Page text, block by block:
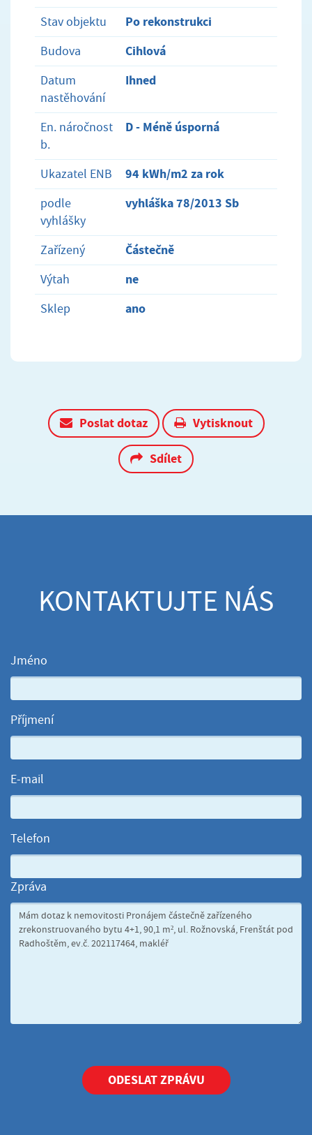
Stav objektu
Po rekonstrukci
Budova Cihlová
Datum
nastěhování
Ihned
En. náročnost
b.
D - Méně úsporná
Ukazatel ENB 94 kWh/m2 za rok
podle
vyhlášky
vyhláška 78/2013 Sb
Zařízený Částečně
Výtah ne
Sklep ano
Poslat dotaz Vytisknout
Sdílet
KONTAKTUJTE NÁS
Jméno
Příjmení
E-mail
Telefon
Zpráva
ODESLAT ZPRÁVU